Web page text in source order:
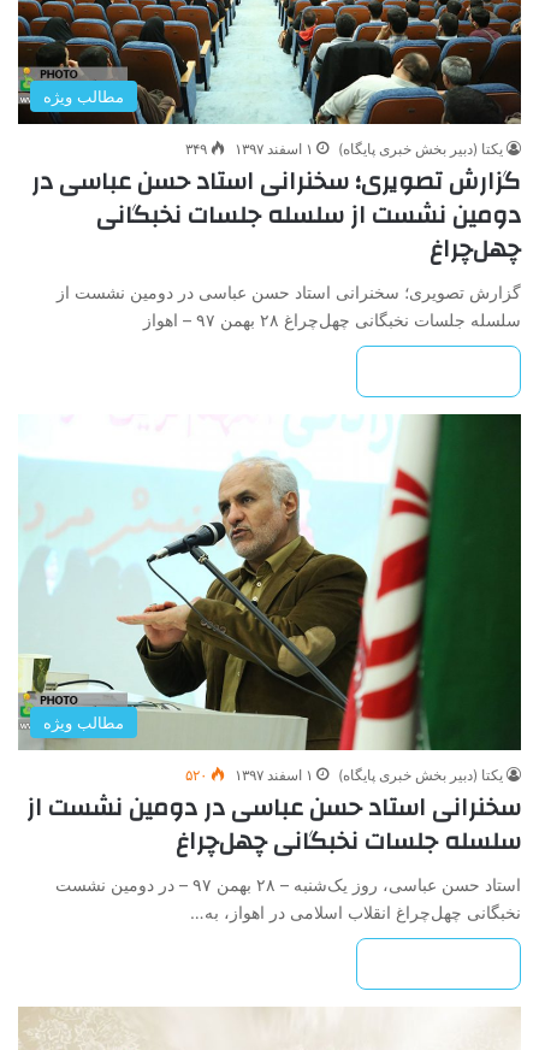
مطالب ویژه
یکتا (دبیر بخش خبری پایگاه) ۱ اسفند ۱۳۹۷ ۳۴۹
گزارش تصویری؛ سخنرانی استاد حسن عباسی در
دومین نشست از سلسله جلسات نخبگانی
چهل‌چراغ
گزارش تصویری؛ سخنرانی استاد حسن عباسی در دومین نشست از
سلسله جلسات نخبگانی چهل‌چراغ ۲۸ بهمن ۹۷ – اهواز
مطالب ویژه
یکتا (دبیر بخش خبری پایگاه) ۱ اسفند ۱۳۹۷ ۵۲۰
سخنرانی استاد حسن عباسی در دومین نشست از
سلسله جلسات نخبگانی چهل‌چراغ
استاد حسن عباسی، روز یک‌شنبه – ۲۸ بهمن ۹۷ – در دومین نشست
نخبگانی چهل‌چراغ انقلاب اسلامی در اهواز، به…